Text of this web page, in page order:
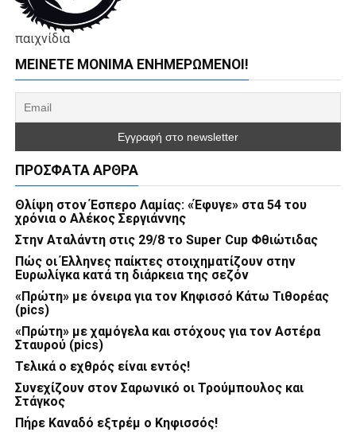
παιχνίδια
ΜΕΊΝΕΤΕ ΜΌΝΙΜΑ ΕΝΗΜΕΡΏΜΕΝΟΙ!
ΠΡΌΣΦΑΤΑ ΆΡΘΡΑ
Θλίψη στον Έσπερο Λαμίας: «Έφυγε» στα 54 του
χρόνια ο Αλέκος Σεργιάννης
Στην Αταλάντη στις 29/8 το Super Cup Φθιώτιδας
Πώς οι Έλληνες παίκτες στοιχηματίζουν στην
Ευρωλίγκα κατά τη διάρκεια της σεζόν
«Πρώτη» με όνειρα για τον Κηφισσό Κάτω Τιθορέας
(pics)
«Πρώτη» με χαμόγελα και στόχους για τον Αστέρα
Σταυρού (pics)
Τελικά ο εχθρός είναι εντός!
Συνεχίζουν στον Σαρωνικό οι Τρούμπουλος και
Στάγκος
Πήρε Καναδό εξτρέμ ο Κηφισσός!